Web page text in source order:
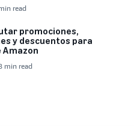
read
promociones,
y descuentos para
Amazon
min read